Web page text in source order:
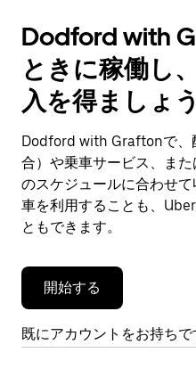
ン
で
カ
レ
ン
ー
を
閉
じ
ま
す。
Dodford with
ときに稼働し
入を得ましょう
Dodford with Graftonで、
合）や乗車サービス、ま
のスケジュールに合わせ
車を利用することも、
ともできます。
開始する
既にアカウントをお持ち